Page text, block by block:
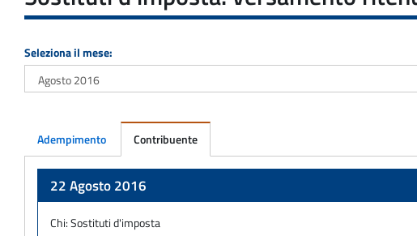
Seleziona il mese:
Adempimento Contribuente
22 Agosto 2016
Chi:Sostituti d'imposta